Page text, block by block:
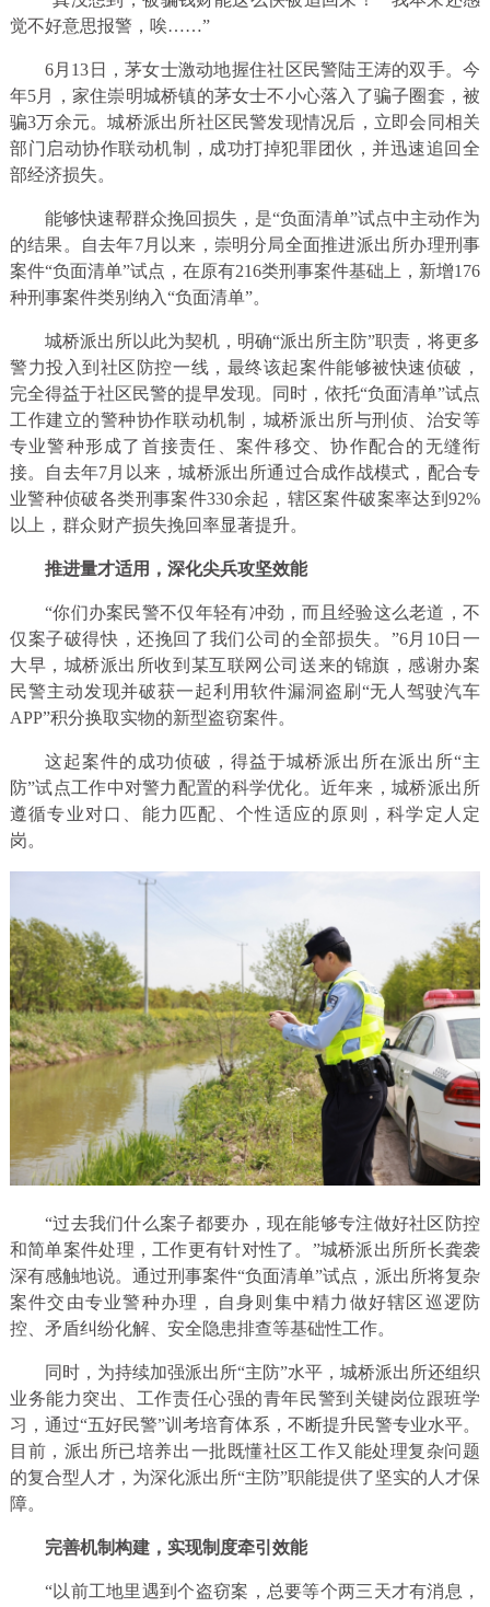
觉不好意思报警，唉……”
6月13日，茅女士激动地握住社区民警陆王涛的双手。今
年5月，家住崇明城桥镇的茅女士不小心落入了骗子圈套，被
骗3万余元。城桥派出所社区民警发现情况后，立即会同相关
部门启动协作联动机制，成功打掉犯罪团伙，并迅速追回全
部经济损失。
能够快速帮群众挽回损失，是“负面清单”试点中主动作为
的结果。自去年7月以来，崇明分局全面推进派出所办理刑事
案件“负面清单”试点，在原有216类刑事案件基础上，新增176
种刑事案件类别纳入“负面清单”。
城桥派出所以此为契机，明确“派出所主防”职责，将更多
警力投入到社区防控一线，最终该起案件能够被快速侦破，
完全得益于社区民警的提早发现。同时，依托“负面清单”试点
工作建立的警种协作联动机制，城桥派出所与刑侦、治安等
专业警种形成了首接责任、案件移交、协作配合的无缝衔
接。自去年7月以来，城桥派出所通过合成作战模式，配合专
业警种侦破各类刑事案件330余起，辖区案件破案率达到92%
以上，群众财产损失挽回率显著提升。
推进量才适用，深化尖兵攻坚效能
“你们办案民警不仅年轻有冲劲，而且经验这么老道，不
仅案子破得快，还挽回了我们公司的全部损失。”6月10日一
大早，城桥派出所收到某互联网公司送来的锦旗，感谢办案
民警主动发现并破获一起利用软件漏洞盗刷“无人驾驶汽车
APP”积分换取实物的新型盗窃案件。
这起案件的成功侦破，得益于城桥派出所在派出所“主
防”试点工作中对警力配置的科学优化。近年来，城桥派出所
遵循专业对口、能力匹配、个性适应的原则，科学定人定
岗。
“过去我们什么案子都要办，现在能够专注做好社区防控
和简单案件处理，工作更有针对性了。”城桥派出所所长龚袭
深有感触地说。通过刑事案件“负面清单”试点，派出所将复杂
案件交由专业警种办理，自身则集中精力做好辖区巡逻防
控、矛盾纠纷化解、安全隐患排查等基础性工作。
同时，为持续加强派出所“主防”水平，城桥派出所还组织
业务能力突出、工作责任心强的青年民警到关键岗位跟班学
习，通过“五好民警”训考培育体系，不断提升民警专业水平。
目前，派出所已培养出一批既懂社区工作又能处理复杂问题
的复合型人才，为深化派出所“主防”职能提供了坚实的人才保
障。
完善机制构建，实现制度牵引效能
“以前工地里遇到个盗窃案，总要等个两三天才有消息，